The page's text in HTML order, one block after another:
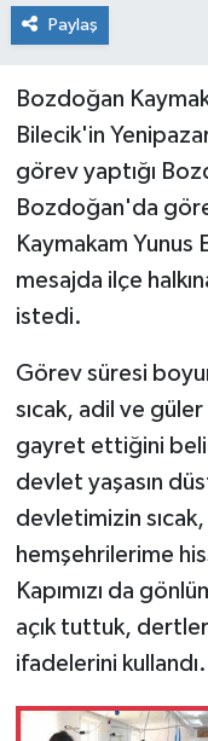
Paylaş
Bozdoğan
Bilecik'in
görev yaptığı
Bozdoğan'da
Kaymakam Yunus
mesajda ilçe
istedi.
Görev süresi
sıcak, adil ve güler
gayret ettiğini
devlet yaşasın
devletimizin
hemşehrilerime
Kapımızı da
açık tuttuk,
ifadelerini kullandı.